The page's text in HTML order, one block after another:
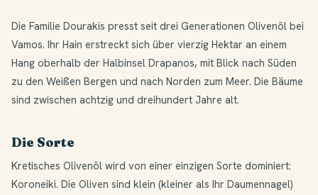
Die Familie Dourakis presst seit drei Generationen Olivenöl bei
Vamos. Ihr Hain erstreckt sich über vierzig Hektar an einem
Hang oberhalb der Halbinsel Drapanos, mit Blick nach Süden
zu den Weißen Bergen und nach Norden zum Meer. Die Bäume
sind zwischen achtzig und dreihundert Jahre alt.
Die Sorte
Kretisches Olivenöl wird von einer einzigen Sorte dominiert:
Koroneiki. Die Oliven sind klein (kleiner als Ihr Daumennagel)